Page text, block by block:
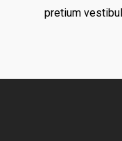
pretium